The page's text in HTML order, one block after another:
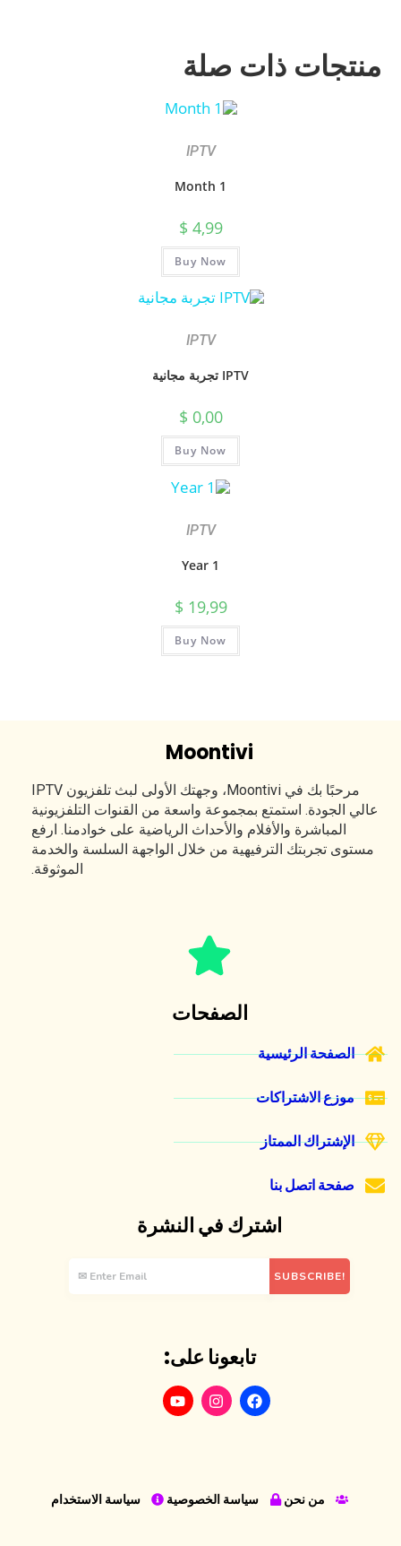
منتجات ذات صلة
IPTV
1 Month
$ 4,99
Buy Now
IPTV
IPTV تجربة مجانية
$ 0,00
Buy Now
IPTV
1 Year
$ 19,99
Buy Now
Moontivi
مرحبًا بك في Moontivi، وجهتك الأولى لبث تلفزيون IPTV
عالي الجودة. استمتع بمجموعة واسعة من القنوات التلفزيونية
المباشرة والأفلام والأحداث الرياضية على خوادمنا. ارفع
مستوى تجربتك الترفيهية من خلال الواجهة السلسة والخدمة
الموثوقة.
الصفحات
الصفحة الرئيسية
موزع الاشتراكات
الإشتراك الممتاز
صفحة اتصل بنا
اشترك في النشرة
تابعونا على:
من نحن سياسة الخصوصية سياسة الاستخدام